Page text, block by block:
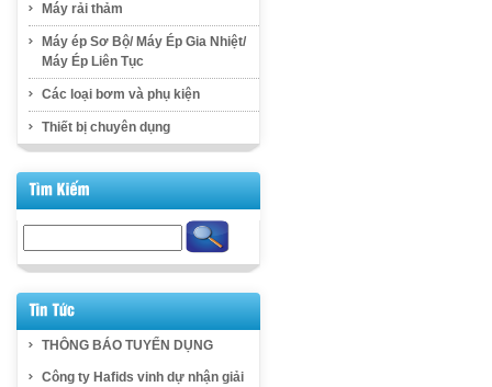
Máy rải thảm
Máy ép Sơ Bộ/ Máy Ép Gia Nhiệt/
Máy Ép Liên Tục
Các loại bơm và phụ kiện
Thiết bị chuyên dụng
THÔNG BÁO TUYỂN DỤNG
Công ty Hafids vinh dự nhận giải